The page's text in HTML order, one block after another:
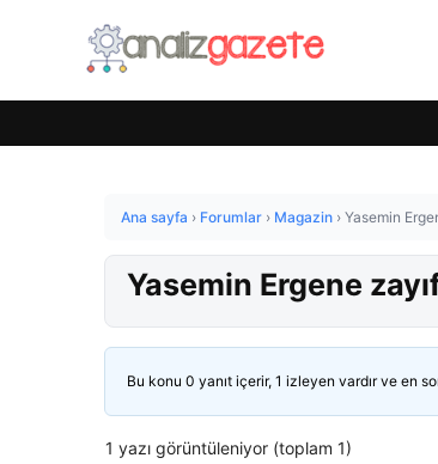
Ana sayfa › Forumlar › Magazin › Yasemin
Yasemin Ergene
Bu konu 0 yanıt içerir, 1 izleyen vardır ve en
1 yazı görüntüleniyor (toplam 1)